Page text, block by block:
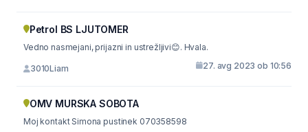
Petrol BS LJUTOMER
Vedno nasmejani, prijazni in ustrežljivi😊. Hvala.
3010Liam 27. avg 2023 ob 10:56
OMV MURSKA SOBOTA
Moj kontakt Simona pustinek 070358598